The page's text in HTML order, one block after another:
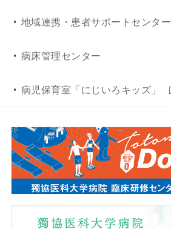
病理診断科
総合診療科
救急・集中治療科
乳腺科
リウマチセンター
臨床検査センター
乳腺センター
地域連携・患者サポートセンター
病床管理センター
病児保育室「にじいろキッズ」